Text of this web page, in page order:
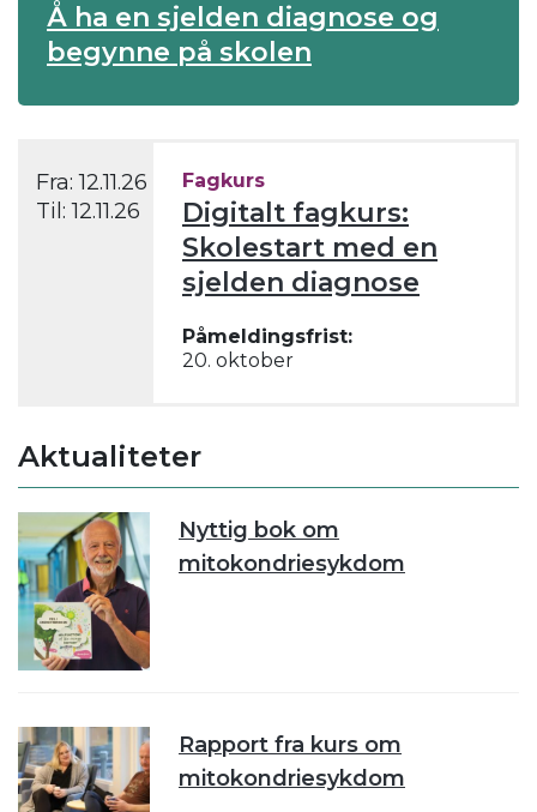
Å ha en sjelden diagnose og
begynne på skolen
Fra:12.11.26
Til:12.11.26
Fagkurs
Digitalt fagkurs:
Skolestart med en
sjelden diagnose
Påmeldingsfrist:
20. oktober
Aktualiteter
Nyttig bok om
mitokondriesykdom
Rapport fra kurs om
mitokondriesykdom